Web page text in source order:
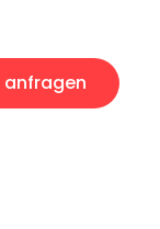
anfragen